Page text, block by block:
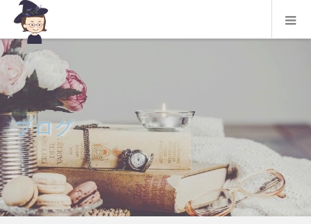
ブログ